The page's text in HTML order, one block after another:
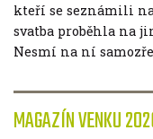
kteří se seznámili
svatba proběhla na
Nesmí na ní
MAGAZÍN VENKU